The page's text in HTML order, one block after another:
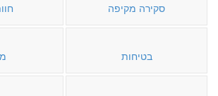
סקירה מקיפה
בטיחות